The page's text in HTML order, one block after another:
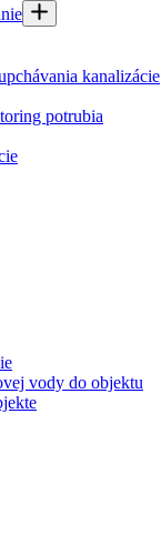
kanalizácie
potrubia
vody do objektu